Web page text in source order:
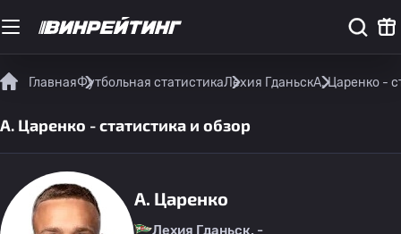
ГлавнаяФутбольная статистикаЛехия ГданьскA. Царенко -
A. Царенко - статистика и обзор
A. Царенко
Лехия Гданьск, -